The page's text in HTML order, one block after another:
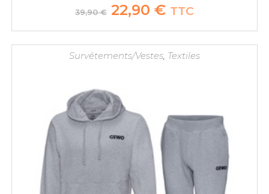
39,90€ Le
prix
était :
22,90 €Le
prix
est :
TTC
Survêtements/Vestes, Textiles